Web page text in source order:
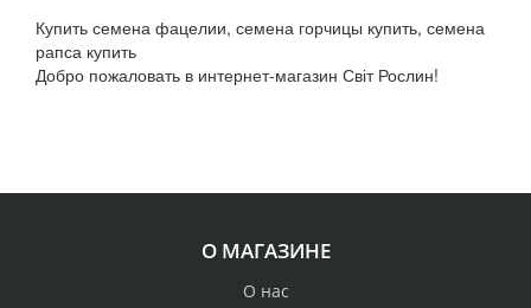
Купить семена фацелии, семена горчицы купить, семена
рапса купить
Добро пожаловать в интернет-магазин Світ Рослин!
О МАГАЗИНЕ
О нас